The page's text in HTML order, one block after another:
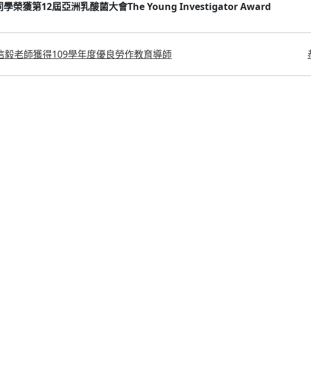
學榮獲第12屆亞洲乳酸菌大會The Young Investigator Award
毅老師獲得109學年度優良勞作教育導師